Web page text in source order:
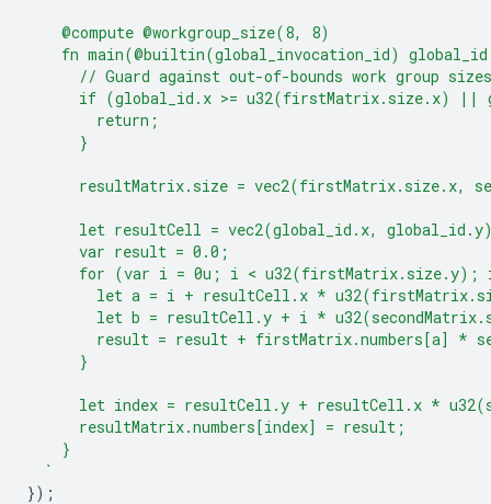
    @compute @workgroup_size(8, 8)
fn main(@builtin(global_invocation_id)
      // Guard against out-of-bounds work group sizes
if (global_id.x >= u32(firstMatrix.size.x) ||
        return;
      }
resultMatrix.size = vec2(firstMatrix.size.x,
let resultCell = vec2(global_id.x,
      var result = 0.0;
for (var i = 0u; i < u32(firstMatrix.size.y);
let a = i + resultCell.x *
let b = resultCell.y + i *
result = result + firstMatrix.numbers[a] *
      }
let index = resultCell.y + resultCell.x *
      resultMatrix.numbers[index] = result;
    }
  `
});